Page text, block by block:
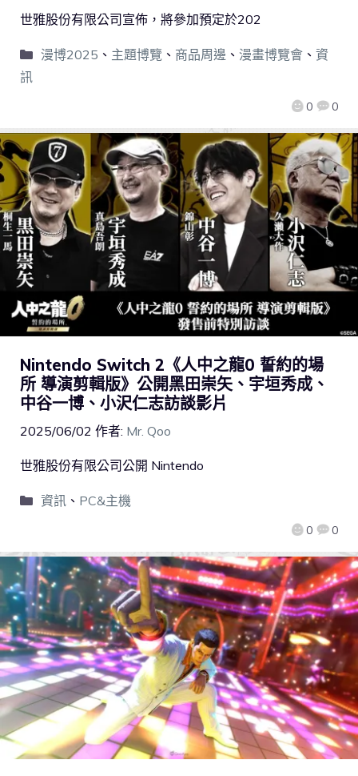
0 0
世雅股份有限公司宣佈，將參加預定於202
漫博2025 、 主題博覽 、 商品周邊 、 漫畫博覽會、 資
訊
Nintendo Switch 2《人中之龍0 誓約的場
所 導演剪輯版》公開黑田崇矢、宇垣秀成、
中谷一博、小沢仁志訪談影片
2025/06/02 作者: Mr. Qoo
0 0
世雅股份有限公司公開 Nintendo
資訊、 PC&主機